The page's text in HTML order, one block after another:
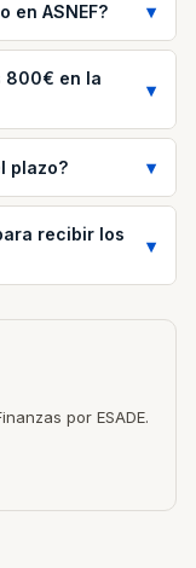
en ASNEF?
800€ en la
plazo?
recibir los
por ESADE.